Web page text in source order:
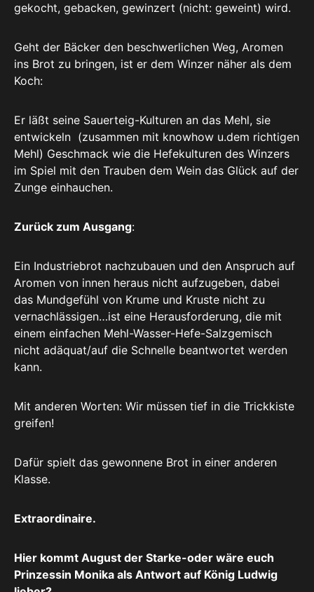
gekocht, gebacken, gewinzert (nicht: geweint) wird.
Geht der Bäcker den beschwerlichen Weg, Aromen
ins Brot zu bringen, ist er dem Winzer näher als dem
Koch:
Er läßt seine Sauerteig-Kulturen an das Mehl, sie
entwickeln (zusammen mit knowhow u.dem richtigen
Mehl) Geschmack wie die Hefekulturen des Winzers
im Spiel mit den Trauben dem Wein das Glück auf der
Zunge einhauchen.
Zurück zum Ausgang:
Ein Industriebrot nachzubauen und den Anspruch auf
Aromen von innen heraus nicht aufzugeben, dabei
das Mundgefühl von Krume und Kruste nicht zu
vernachlässigen…ist eine Herausforderung, die mit
einem einfachen Mehl-Wasser-Hefe-Salzgemisch
nicht adäquat/auf die Schnelle beantwortet werden
kann.
Mit anderen Worten: Wir müssen tief in die Trickkiste
greifen!
Dafür spielt das gewonnene Brot in einer anderen
Klasse.
Extraordinaire.
Hier kommt August der Starke-oder wäre euch
Prinzessin Monika als Antwort auf König Ludwig